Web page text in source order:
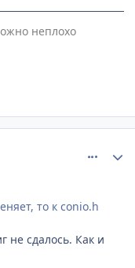
неплохо
то к coniо.h
не сдалось. Как и